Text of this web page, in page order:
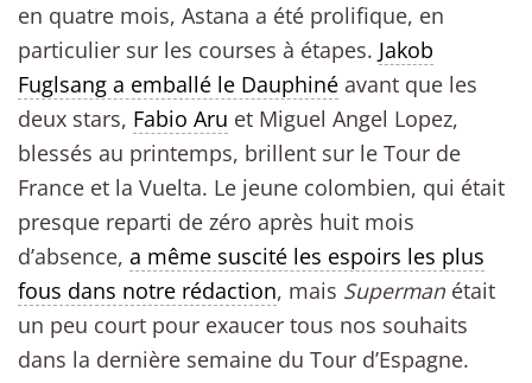
en quatre mois, Astana a été prolifique, en
particulier sur les courses à étapes. Jakob
Fuglsang a emballé le Dauphiné avant que les
deux stars, Fabio Aru et Miguel Angel Lopez,
blessés au printemps, brillent sur le Tour de
France et la Vuelta. Le jeune colombien, qui était
presque reparti de zéro après huit mois
d’absence, a même suscité les espoirs les plus
fous dans notre rédaction, mais Superman était
un peu court pour exaucer tous nos souhaits
dans la dernière semaine du Tour d’Espagne.